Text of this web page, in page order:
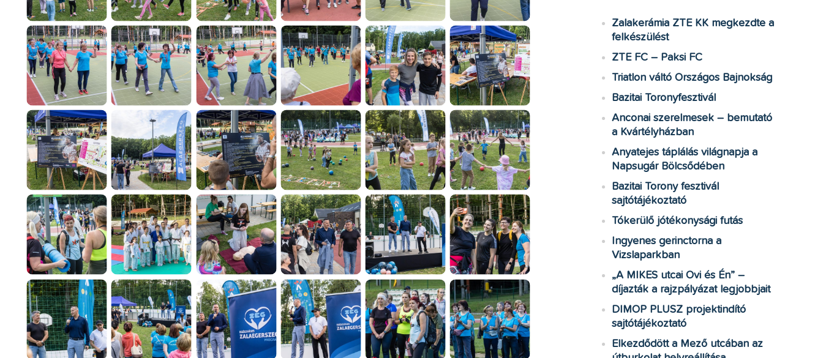
Zalakerámia ZTE KK megkezdte a
felkészülést
ZTE FC – Paksi FC
Triatlon váltó Országos Bajnokság
Bazitai Toronyfesztivál
Anconai szerelmesek – bemutató
a Kvártélyházban
Anyatejes táplálás világnapja a
Napsugár Bölcsődében
Bazitai Torony fesztivál
sajtótájékoztató
Tókerülő jótékonysági futás
Ingyenes gerinctorna a
Vizslaparkban
„A MIKES utcai Ovi és Én” –
díjazták a rajzpályázat legjobbjait
DIMOP PLUSZ projektindító
sajtótájékoztató
Elkezdődött a Mező utcában az